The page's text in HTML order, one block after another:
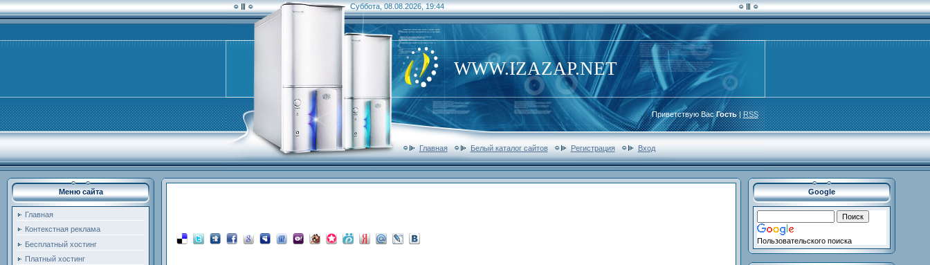
Суббота, 08.08.2026, 19:44
WWW.IZAZAP.NET
Приветствую Вас Гость|RSS
Главная Белый каталог сайтов Регистрация Вход
Меню сайта
Главная
Контекстная реклама
Бесплатный хостинг
Платный хостинг
Google
Пользовательского поиска